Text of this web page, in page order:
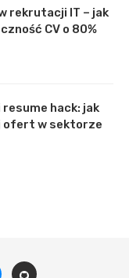
rekrutacji IT – jak
CV o 80%
hack: jak
ofert w sektorze